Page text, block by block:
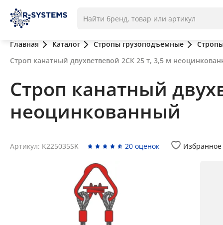
Главная Каталог Стропы грузоподъемные
Строп канатный двухветвевой 2СК 25 т, 3,5 м
Строп канатный
неоцинкованный
Артикул: K225035SK 20 оценок Избранное